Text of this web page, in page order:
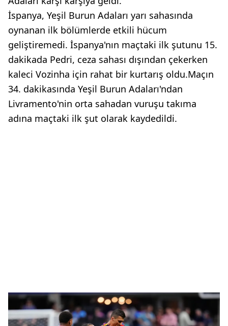
İspanya, Yeşil Burun Adaları yarı sahasında
oynanan ilk bölümlerde etkili hücum
geliştiremedi. İspanya'nın maçtaki ilk şutunu 15.
dakikada Pedri, ceza sahası dışından çekerken
kaleci Vozinha için rahat bir kurtarış oldu.Maçın
34. dakikasında Yeşil Burun Adaları'ndan
Livramento'nin orta sahadan vuruşu takıma
adına maçtaki ilk şut olarak kaydedildi.